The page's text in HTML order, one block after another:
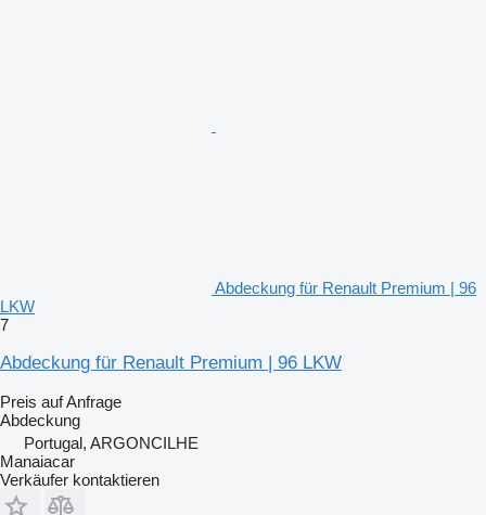
Abdeckung für Renault Premium | 96
LKW
7
Abdeckung für Renault Premium | 96 LKW
Preis auf Anfrage
Abdeckung
Portugal, ARGONCILHE
Manaiacar
Verkäufer kontaktieren